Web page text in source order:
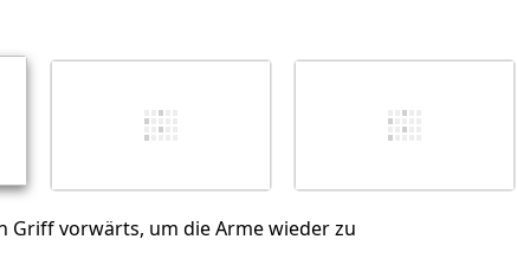
Kommentieren
Griff vorwärts, um die Arme wieder zu